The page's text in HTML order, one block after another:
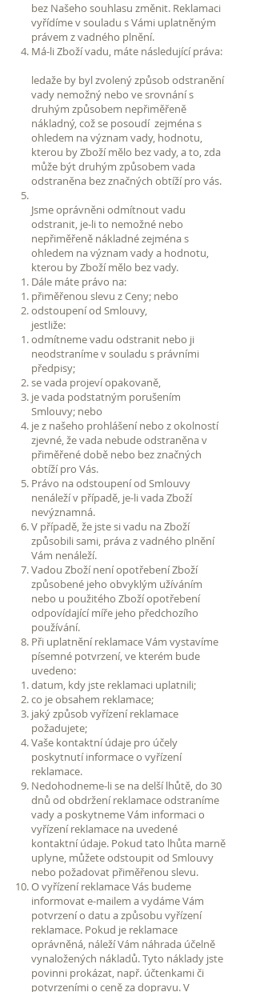
bez Našeho souhlasu změnit. Reklamaci
vyřídíme v souladu s Vámi uplatněným
právem z vadného plnění.
Má-li Zboží vadu, máte následující práva:
ledaže by byl zvolený způsob odstranění
vady nemožný nebo ve srovnání s
druhým způsobem nepřiměřeně
nákladný, což se posoudí zejména s
ohledem na význam vady, hodnotu,
kterou by Zboží mělo bez vady, a to, zda
může být druhým způsobem vada
odstraněna bez značných obtíží pro vás.
Jsme oprávněni odmítnout vadu
odstranit, je-li to nemožné nebo
nepřiměřeně nákladné zejména s
ohledem na význam vady a hodnotu,
kterou by Zboží mělo bez vady.
Dále máte právo na:
přiměřenou slevu z Ceny; nebo
odstoupení od Smlouvy,
jestliže:
odmítneme vadu odstranit nebo ji
neodstraníme v souladu s právními
předpisy;
se vada projeví opakovaně,
je vada podstatným porušením
Smlouvy; nebo
je z našeho prohlášení nebo z okolností
zjevné, že vada nebude odstraněna v
přiměřené době nebo bez značných
obtíží pro Vás.
Právo na odstoupení od Smlouvy
nenáleží v případě, je-li vada Zboží
nevýznamná.
V případě, že jste si vadu na Zboží
způsobili sami, práva z vadného plnění
Vám nenáleží.
Vadou Zboží není opotřebení Zboží
způsobené jeho obvyklým užíváním
nebo u použitého Zboží opotřebení
odpovídající míře jeho předchozího
používání.
Při uplatnění reklamace Vám vystavíme
písemné potvrzení, ve kterém bude
uvedeno:
datum, kdy jste reklamaci uplatnili;
co je obsahem reklamace;
jaký způsob vyřízení reklamace
požadujete;
Vaše kontaktní údaje pro účely
poskytnutí informace o vyřízení
reklamace.
Nedohodneme-li se na delší lhůtě, do 30
dnů od obdržení reklamace odstraníme
vady a poskytneme Vám informaci o
vyřízení reklamace na uvedené
kontaktní údaje. Pokud tato lhůta marně
uplyne, můžete odstoupit od Smlouvy
nebo požadovat přiměřenou slevu.
O vyřízení reklamace Vás budeme
informovat e-mailem a vydáme Vám
potvrzení o datu a způsobu vyřízení
reklamace. Pokud je reklamace
oprávněná, náleží Vám náhrada účelně
vynaložených nákladů. Tyto náklady jste
povinni prokázat, např. účtenkami či
potvrzeními o ceně za dopravu. V